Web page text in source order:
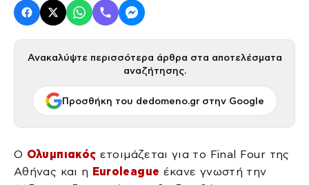
Ανακαλύψτε περισσότερα άρθρα στα αποτελέσματα
αναζήτησης.
Προσθήκη του dedomeno.gr στην Google
Ο Ολυμπιακός ετοιμάζεται για το Final Four της
Αθήνας και η Euroleague έκανε γνωστή την